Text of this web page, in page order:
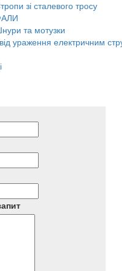
зі сталевого тросу
та мотузки
ураження електричним